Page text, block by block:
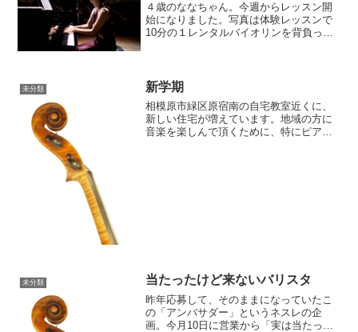
４歳のななちゃん。今週からレッスン開
始になりました。写真は体験レッスンで
10分の１レンタルバイオリンを背負って
未分類 新学期
相模原市緑区原宿南の自宅教室近くに、
新しい住宅が増えています。地域の方に
音楽を楽しんで頂くために、特にピアノ
未分類 当たったけど来ないバリスタ
昨年応募して、そのままになっていたこ
の「アンバサダー」というネスレの企
画。今月10日に営業から「実は当たって